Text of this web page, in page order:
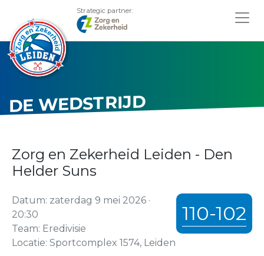
Strategic partner:
DE WEDSTRIJD
Zorg en Zekerheid Leiden - Den
Helder Suns
110-102
Datum: zaterdag 9 mei 2026 ·
20:30
Team: Eredivisie
Locatie: Sportcomplex 1574, Leiden